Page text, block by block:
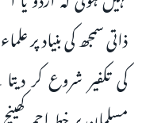
ذاتی سمجھ کی بنیاد پر
کی تکفیر شروع کر